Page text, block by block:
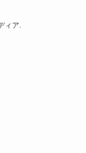
ィア.